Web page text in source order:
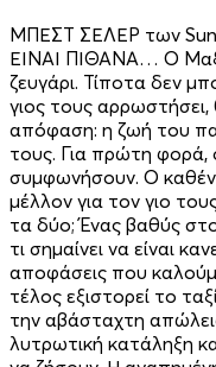
ΜΠΕΣΤ ΣΕΛΕΡ των
ΕΙΝΑΙ ΠΙΘΑΝΑ… Ο Μαξ
ζευγάρι. Τίποτα δεν
γιος τους
απόφαση: η ζωή του
τους. Για πρώτη φορά,
συµφωνήσουν. Ο
µέλλον για τον γιο
τα δύο; Ένας βαθύς
τι σηµαίνει να είναι
αποφάσεις που
τέλος εξιστορεί το
την αβάσταχτη
λυτρωτική κατάληξη